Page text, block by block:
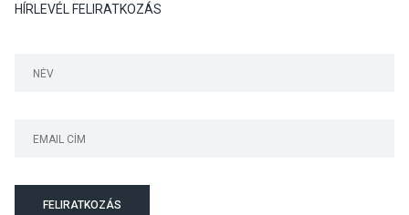
Szeptembertől emelkednek
gyümölcsök
HÍRLEVÉL FELIRATKOZÁS
FELIRATKOZÁS